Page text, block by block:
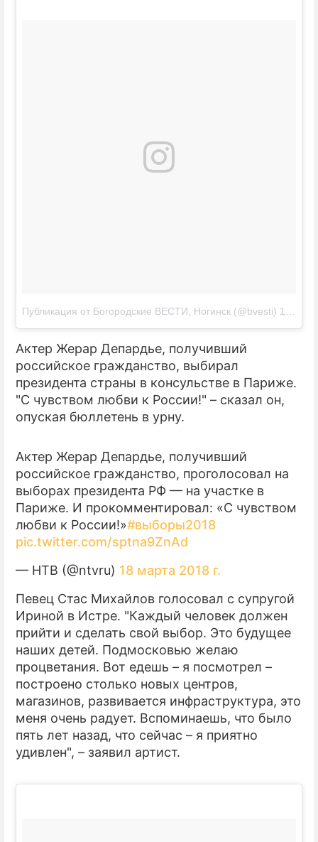
Публикация от Богородские ВЕСТИ, Ногинск (@bvesti) 18 Мар 2018 в 5:49 PDT
Актер Жерар Депардье, получивший
российское гражданство, выбирал
президента страны в консульстве в Париже.
"С чувством любви к России!" – сказал он,
опуская бюллетень в урну.
Актер Жерар Депардье, получивший
российское гражданство, проголосовал на
выборах президента РФ — на участке в
Париже. И прокомментировал: «С чувством
любви к России!»#выборы2018
pic.twitter.com/sptna9ZnAd
— НТВ (@ntvru) 18 марта 2018 г.
Певец Стас Михайлов голосовал с супругой
Ириной в Истре. "Каждый человек должен
прийти и сделать свой выбор. Это будущее
наших детей. Подмосковью желаю
процветания. Вот едешь – я посмотрел –
построено столько новых центров,
магазинов, развивается инфраструктура, это
меня очень радует. Вспоминаешь, что было
пять лет назад, что сейчас – я приятно
удивлен", – заявил артист.